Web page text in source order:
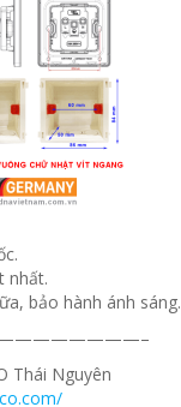
nhất.
bảo hành ánh sáng.
Thái Nguyên